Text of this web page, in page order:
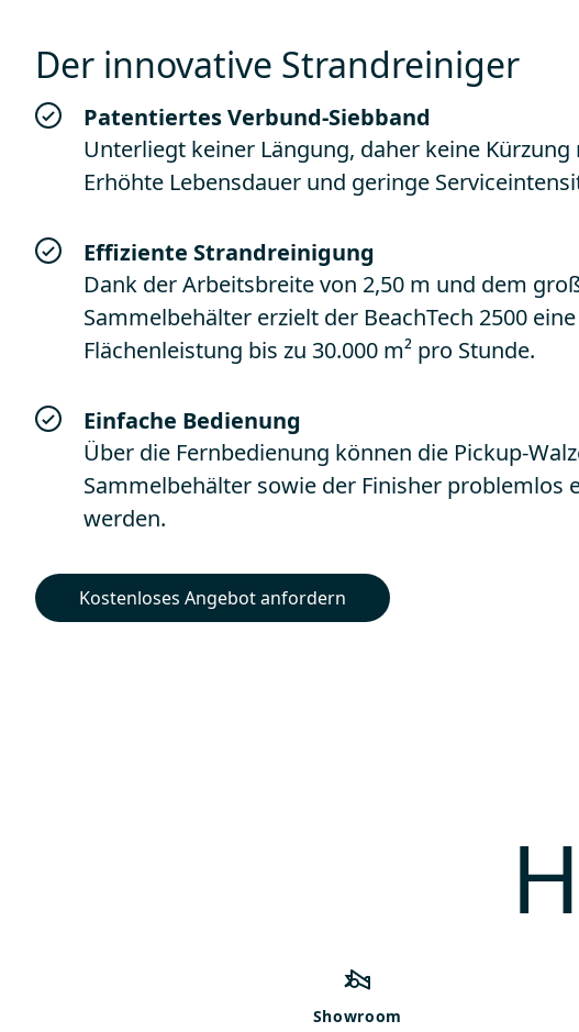
Der innovative Strandreiniger
Patentiertes Verbund-Siebband
Unterliegt keiner Längung, daher keine
Erhöhte Lebensdauer und geringe
Effiziente Strandreinigung
Dank der Arbeitsbreite von 2,50 m und dem
Sammelbehälter erzielt der BeachTech 2500 eine
Flächenleistung bis zu 30.000 m² pro Stunde.
Einfache Bedienung
Über die Fernbedienung können die Pickup-
Sammelbehälter sowie der Finisher problemlos
werden.
Kostenloses Angebot anfordern
Showroom